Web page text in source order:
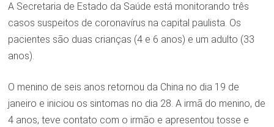
A Secretaria de Estado da Saúde está monitorando três
casos suspeitos de coronavírus na capital paulista. Os
pacientes são duas crianças (4 e 6 anos) e um adulto (33
anos).
O menino de seis anos retornou da China no dia 19 de
janeiro e iniciou os sintomas no dia 28. A irmã do menino, de
4 anos, teve contato com o irmão e apresentou tosse e